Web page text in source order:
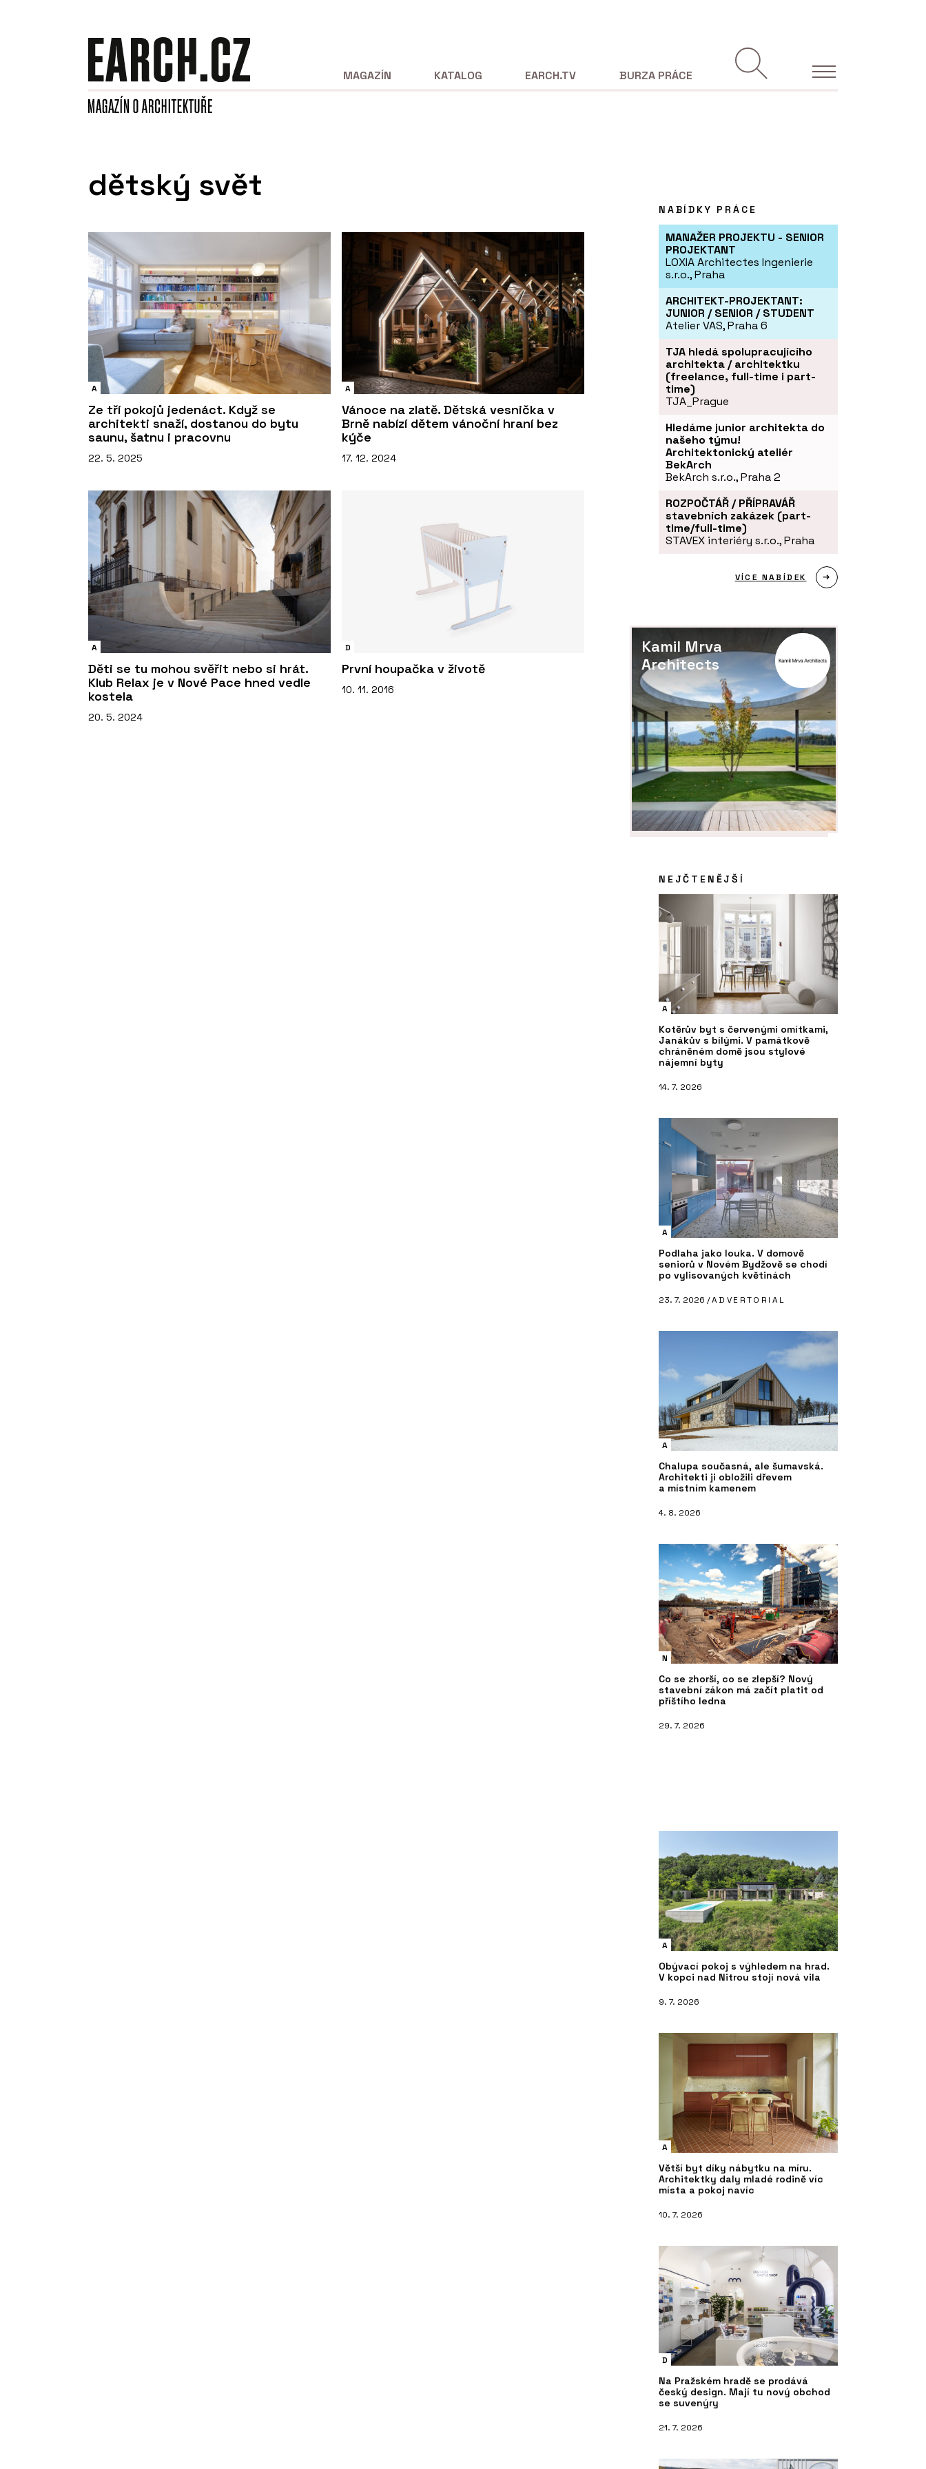
MAGAZÍN KATALOG EARCH.TV BURZA PRÁCE
dětský svět
A
Ze tří pokojů jedenáct. Když se
architekti snaží, dostanou do bytu
saunu, šatnu i pracovnu
22. 5. 2025
A
Vánoce na zlatě. Dětská vesnička v
Brně nabízí dětem vánoční hraní bez
kýče
17. 12. 2024
A
Děti se tu mohou svěřit nebo si hrát.
Klub Relax je v Nové Pace hned vedle
kostela
20. 5. 2024
D
První houpačka v životě
10. 11. 2016
NABÍDKY PRÁCE
MANAŽER PROJEKTU - SENIOR
PROJEKTANT
LOXIA Architectes Ingenierie
s.r.o., Praha
ARCHITEKT-PROJEKTANT:
JUNIOR / SENIOR / STUDENT
Atelier VAS, Praha 6
TJA hledá spolupracujícího
architekta / architektku
(freelance, full-time i part-
time)
TJA_Prague
Hledáme junior architekta do
našeho týmu!
Architektonický ateliér
BekArch
BekArch s.r.o., Praha 2
ROZPOČTÁŘ / PŘÍPRAVÁŘ
stavebních zakázek (part-
time/full-time)
STAVEX interiéry s.r.o., Praha
VÍCE NABÍDEK
Kamil Mrva
Architects
NEJČTENĚJŠÍ
A
Kotěrův byt s červenými omítkami,
Janákův s bílými. V památkově
chráněném domě jsou stylové
nájemní byty
14. 7. 2026
A
Podlaha jako louka. V domově
seniorů v Novém Bydžově se chodí
po vylisovaných květinách
23. 7. 2026 /ADVERTORIAL
A
Chalupa současná, ale šumavská.
Architekti ji obložili dřevem
a místním kamenem
4. 8. 2026
N
Co se zhorší, co se zlepší? Nový
stavební zákon má začít platit od
příštího ledna
29. 7. 2026
A
Obývací pokoj s výhledem na hrad.
V kopci nad Nitrou stojí nová vila
9. 7. 2026
A
Větší byt díky nábytku na míru.
Architektky daly mladé rodině víc
místa a pokoj navíc
10. 7. 2026
D
Na Pražském hradě se prodává
český design. Mají tu nový obchod
se suvenýry
21. 7. 2026